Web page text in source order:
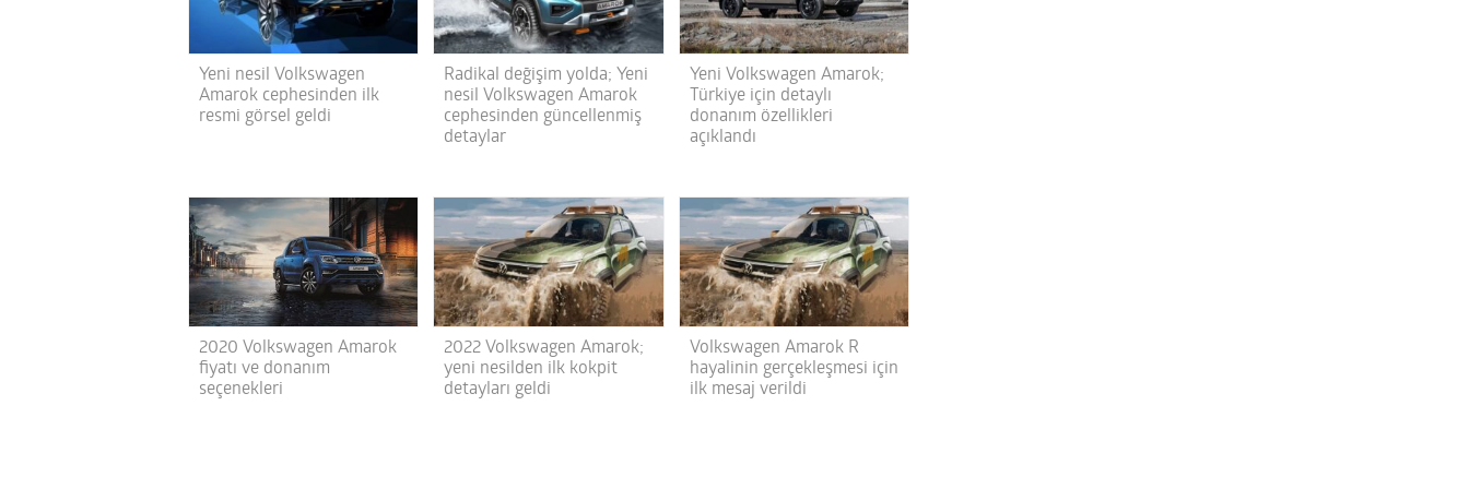
Yeni nesil Volkswagen
Amarok cephesinden ilk
resmi görsel geldi
Radikal değişim yolda; Yeni
nesil Volkswagen Amarok
cephesinden güncellenmiş
detaylar
Yeni Volkswagen Amarok;
Türkiye için detaylı
donanım özellikleri
açıklandı
2020 Volkswagen Amarok
fiyatı ve donanım
seçenekleri
2022 Volkswagen Amarok;
yeni nesilden ilk kokpit
detayları geldi
Volkswagen Amarok R
hayalinin gerçekleşmesi için
ilk mesaj verildi